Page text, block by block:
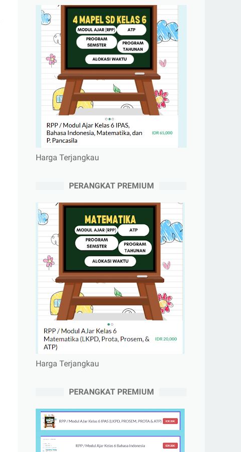
Harga Terjangkau
PERANGKAT PREMIUM
Harga Terjangkau
PERANGKAT PREMIUM